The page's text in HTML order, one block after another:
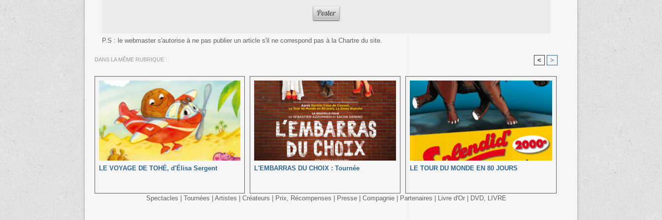
P.S : le webmaster s'autorise à ne pas publier un article s'il ne correspond pas à la Chartre du site.
DANS LA MÊME RUBRIQUE : < >
LE VOYAGE DE TOHÉ, d'Élisa Sergent L'EMBARRAS DU CHOIX : Tournée LE TOUR DU MONDE EN 80 JOURS
Spectacles | Tournées | Artistes | Créateurs | Prix, Récompenses | Presse | Compagnie | Partenaires | Livre d'Or | DVD, LIVRE